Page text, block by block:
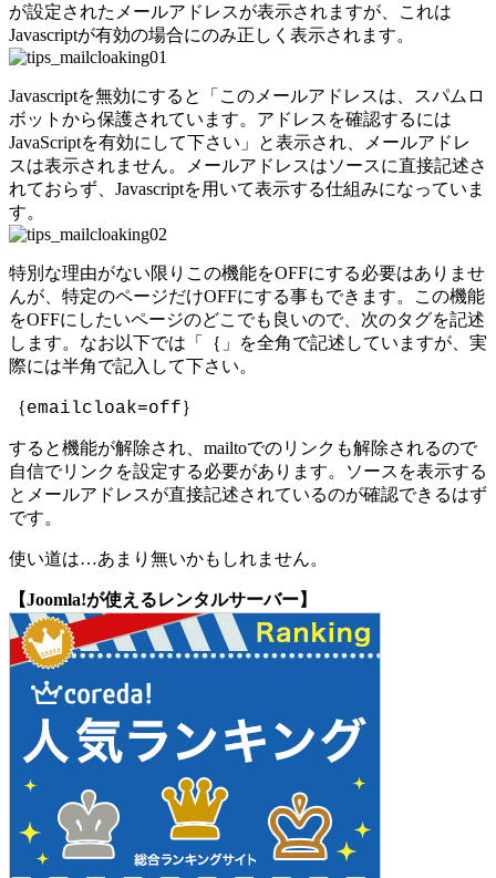
が設定されたメールアドレスが表示されますが、これは
Javascriptが有効の場合にのみ正しく表示されます。
Javascriptを無効にすると「このメールアドレスは、スパムロ
ボットから保護されています。アドレスを確認するには
JavaScriptを有効にして下さい」と表示され、メールアドレ
スは表示されません。メールアドレスはソースに直接記述さ
れておらず、Javascriptを用いて表示する仕組みになっていま
す。
特別な理由がない限りこの機能をOFFにする必要はありませ
んが、特定のページだけOFFにする事もできます。この機能
をOFFにしたいページのどこでも良いので、次のタグを記述
します。なお以下では「｛」を全角で記述していますが、実
際には半角で記入して下さい。
｛emailcloak=off｝
すると機能が解除され、mailtoでのリンクも解除されるので
自信でリンクを設定する必要があります。ソースを表示する
とメールアドレスが直接記述されているのが確認できるはず
です。
使い道は…あまり無いかもしれません。
【Joomla!が使えるレンタルサーバー】